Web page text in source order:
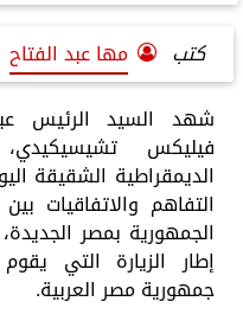
كتب
مها عبد الفتاح
شهد السيد الرئيس
فيليكس
الديمقراطية الشقيقة
التفاهم والاتفاقيات
الجمهورية بمصر
إطار الزيارة التي
جمهورية مصر العربية.